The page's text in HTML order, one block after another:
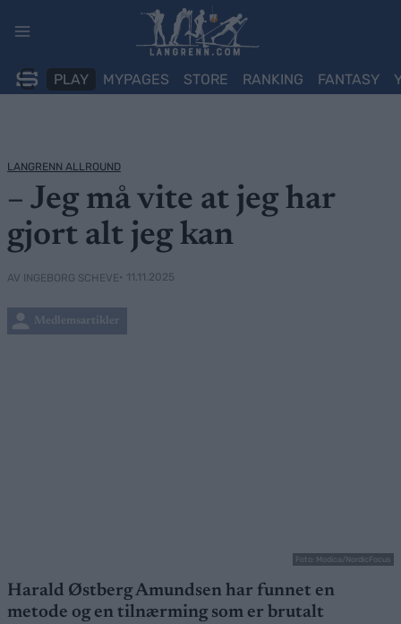
PLAY MYPAGES STORE RANKING FANTASY
LANGRENN ALLROUND
– Jeg må vite at jeg har
gjort alt jeg kan
AV INGEBORG SCHEVE• 11.11.2025
Medlemsartikler
Foto: Modica/NordicFocus
Harald Østberg Amundsen har funnet en
metode og en tilnærming som er brutalt